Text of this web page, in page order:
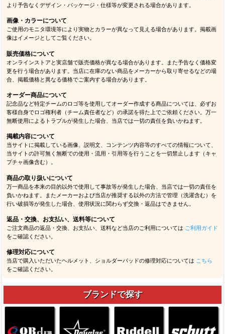
より予告なくデザイン・パッケージ・仕様等が変更される場合があります。
画像・カラーについて
ご使用のモニタ環境等により実物とカラーが異なって見える場合があります。掲載画
像はイメージとしてご覧ください。
販売価格について
オンラインストアと実店舗で販売価格が異なる場合があります。また予告なく価格変
更を行う場合があります。当店に在庫のない商品をメーカーから取り寄せるなどの場
合、掲載価格と異なる価格でご案内する場合があります。
オーダー商品について
記念品など特定チームのロゴ等を使用してオーダー作成する商品については、必ずお
客様自身でロゴ権利者（チーム責任者など）の承諾を得た上でご依頼ください。万一
無断使用によるトラブルが発生した場合、当店では一切の責任を負いかねます。
掲載内容について
当サイトに掲載している画像、説明文、コンテンツ内容等のすべての情報について、
当サイトの許可無く無断での使用・流用・引用等を行うことを一切禁止します（キャ
プチャ画像含む）。
商品の取り扱いについて
万一商品を本来の目的以外で使用して事故等が発生した場合、当店では一切の責任を
負いかねます。またメーカーおよび当店が推奨する以外の方法で管理（洗濯含む）を
行い破損等が発生した場合、使用状況に関わらず交換・返品はできません。
返品・交換、お支払い、送料等について
ご注文商品の返品・交換、お支払い、送料など当店のご利用については ご利用ガイド
をご確認ください。
修理対応について
当店で購入いただいたヘルメット、ショルダーパッドの修理対応については こちら
をご確認ください。
ブランドで探す